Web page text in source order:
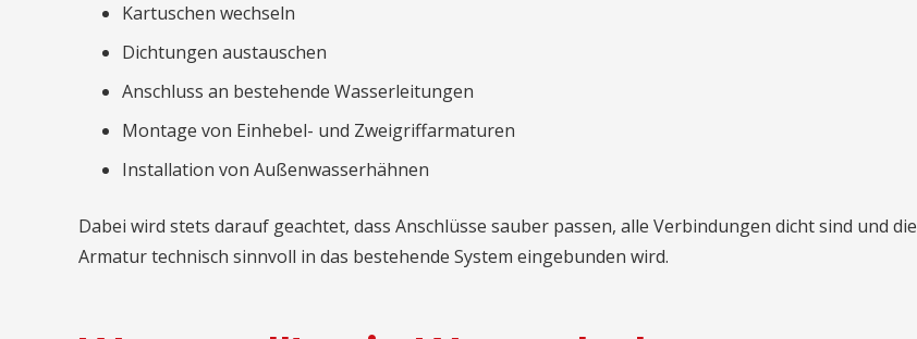
Kartuschen wechseln
Dichtungen austauschen
Anschluss an bestehende Wasserleitungen
Montage von Einhebel- und Zweigriffarmaturen
Installation von Außenwasserhähnen
Dabei wird stets darauf geachtet, dass Anschlüsse sauber passen, alle Verbindungen dicht sind und die
Armatur technisch sinnvoll in das bestehende System eingebunden wird.